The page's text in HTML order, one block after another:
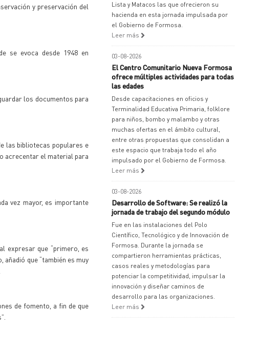
y preservación del
se evoca desde 1948 en
los documentos para
las bibliotecas populares e
acrecentar el material para
vez mayor, es importante
expresar que “primero, es
que “también es muy
de fomento, a fin de que
Lista y Matacos las que ofrecieron su
hacienda en esta jornada impulsada por
el Gobierno de Formosa.
Leer más
03-08-2026
El Centro Comunitario Nueva Formosa
ofrece múltiples actividades para todas
las edades
Desde capacitaciones en oficios y
Terminalidad Educativa Primaria, folklore
para niños, bombo y malambo y otras
muchas ofertas en el ámbito cultural,
entre otras propuestas que consolidan a
este espacio que trabaja todo el año
impulsado por el Gobierno de Formosa.
Leer más
03-08-2026
Desarrollo de Software: Se realizó la
jornada de trabajo del segundo módulo
Fue en las instalaciones del Polo
Científico, Tecnológico y de Innovación de
Formosa. Durante la jornada se
compartieron herramientas prácticas,
casos reales y metodologías para
potenciar la competitividad, impulsar la
innovación y diseñar caminos de
desarrollo para las organizaciones.
Leer más